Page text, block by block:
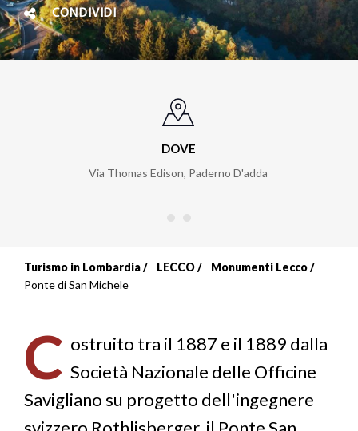
CONDIVIDI
DOVE
Via Thomas Edison, Paderno D'adda
Briciole
pane
Turismo in Lombardia LECCO
Monumenti Lecco
Ponte di San Michele
C ostruito tra il 1887 e il 1889 dalla
Società Nazionale delle Officine
Savigliano su progetto dell'ingegnere